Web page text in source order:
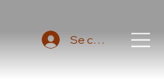
Se connecter